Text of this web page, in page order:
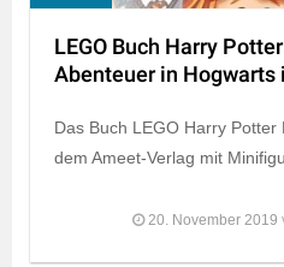
LEGO Buch Harry
Abenteuer in Hogwarts
Das Buch LEGO Harry
dem Ameet-Verlag mit
20. November 2019